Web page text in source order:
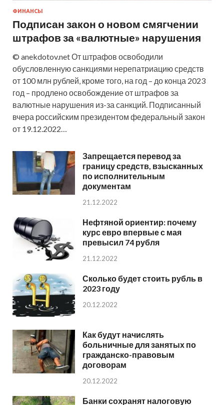
ФИНАНСЫ
Подписан закон о новом смягчении
штрафов за «валютные» нарушения
© anekdotov.net От штрафов освободили
обусловленную санкциями нерепатриацию средств
от 100 млн рублей, кроме того, на год – до конца 2023
год – продлено освобождение от штрафов за
валютные нарушения из-за санкций. Подписанный
вчера российским президентом федеральный закон
от 19.12.2022…
Запрещается перевод за
границу средств, взысканных
по исполнительным
документам
21.12.2022
Нефтяной ориентир: почему
курс евро впервые с мая
превысил 74 рубля
21.12.2022
Сколько будет стоить рубль в
2023 году
20.12.2022
Как будут начислять
больничные для занятых по
гражданско-правовым
договорам
20.12.2022
Банки сохранят налоговую